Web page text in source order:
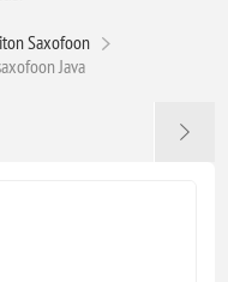
Saxofoon
Java